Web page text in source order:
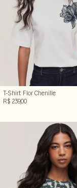
T-Shirt Flor Chenille
R$ 239,00